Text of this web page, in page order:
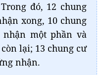
đó, 12 chung
xong, 10 chung
một phần và
lại; 13 chung cư
nhận.